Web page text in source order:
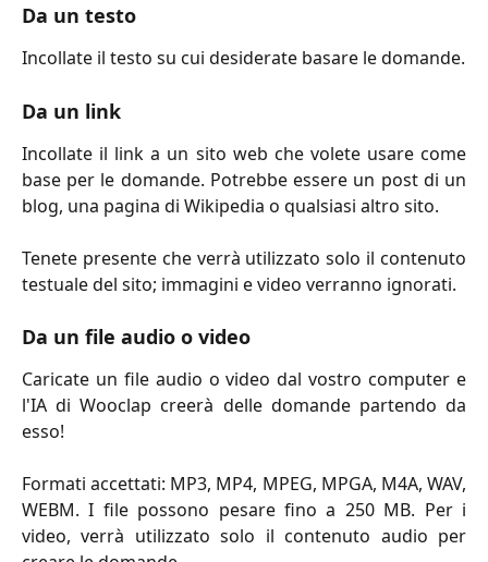
Da un testo
Incollate il testo su cui desiderate basare le domande.
Da un link
Incollate il link a un sito web che volete usare come
base per le domande. Potrebbe essere un post di un
blog, una pagina di Wikipedia o qualsiasi altro sito.
Tenete presente che verrà utilizzato solo il contenuto
testuale del sito; immagini e video verranno ignorati.
Da un file audio o video
Caricate un file audio o video dal vostro computer e
l'IA di Wooclap creerà delle domande partendo da
esso!
Formati accettati: MP3, MP4, MPEG, MPGA, M4A, WAV,
WEBM. I file possono pesare fino a 250 MB. Per i
video, verrà utilizzato solo il contenuto audio per